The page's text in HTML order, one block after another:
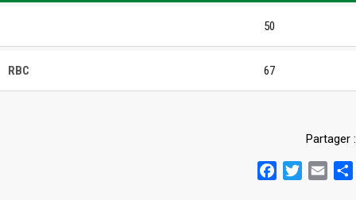
50
RBC 67
Partager :
FacebookTwitter